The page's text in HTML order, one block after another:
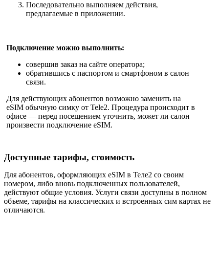
Последовательно выполняем действия,
предлагаемые в приложении.
Подключение можно выполнить:
совершив заказ на сайте оператора;
обратившись с паспортом и смартфоном в салон
связи.
Для действующих абонентов возможно заменить на
eSIM обычную симку от Tele2. Процедура происходит в
офисе — перед посещением уточнить, может ли салон
произвести подключение eSIM.
Доступные тарифы, стоимость
Для абонентов, оформляющих eSIM в Теле2 со своим
номером, либо вновь подключенных пользователей,
действуют общие условия. Услуги связи доступны в полном
объеме, тарифы на классических и встроенных сим картах не
отличаются.